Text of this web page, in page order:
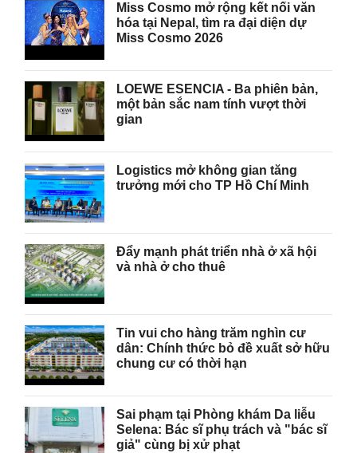
Miss Cosmo mở rộng kết nối văn
hóa tại Nepal, tìm ra đại diện dự
Miss Cosmo 2026
LOEWE ESENCIA - Ba phiên bản,
một bản sắc nam tính vượt thời
gian
Logistics mở không gian tăng
trưởng mới cho TP Hồ Chí Minh
Đẩy mạnh phát triển nhà ở xã hội
và nhà ở cho thuê
Tin vui cho hàng trăm nghìn cư
dân: Chính thức bỏ đề xuất sở hữu
chung cư có thời hạn
Sai phạm tại Phòng khám Da liễu
Selena: Bác sĩ phụ trách và "bác sĩ
giả" cùng bị xử phạt